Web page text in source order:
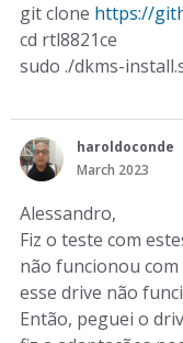
git clone https://
cd rtl8821ce
sudo ./dkms-
haroldoconde
March 2023
Alessandro,
Fiz o teste com
não funcionou
esse drive não
Então, peguei o